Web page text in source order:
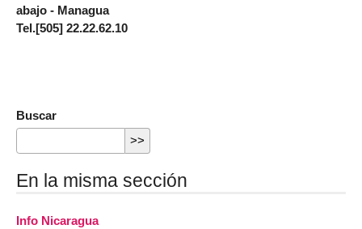
abajo - Managua
Tel.[505] 22.22.62.10
Buscar
En la misma sección
Info Nicaragua